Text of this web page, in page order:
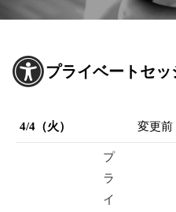
プライベートセッ
4/4（火） 変更前
プ
ラ
イ